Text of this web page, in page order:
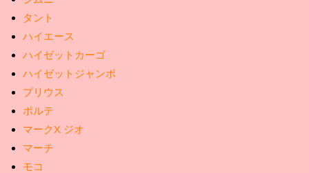
タント
ハイエース
ハイゼットカーゴ
ハイゼットジャンボ
プリウス
ポルテ
マークX ジオ
マーチ
モコ